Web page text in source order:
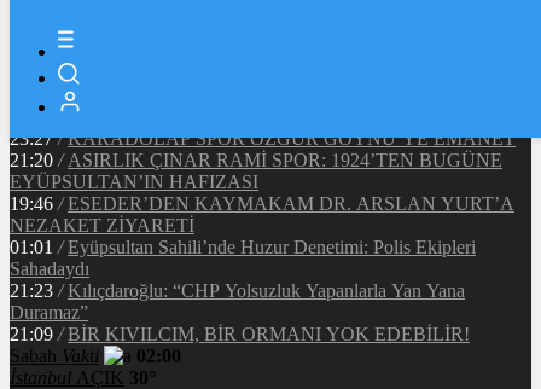
/ MHP EYÜPSULTAN TEŞKİLATI’NIN ACI GÜNÜ
13:33
/ BAŞKAN DR. MİTHAT BÜLENT ÖZMEN’DEN
KAMUOYUNA AÇIKLAMA
Makyaj Sanatçısı Uzay Damla Yıldız, Uluslararası
Başarılarıyla Türkiye’yi Temsil Ediyor
23:27 / KARADOLAP SPOR ÖZGÜR GÖYNÜ’YE EMANET
21:20 / ASIRLIK ÇINAR RAMİ SPOR: 1924’TEN BUGÜNE
EYÜPSULTAN’IN HAFIZASI
19:46 / ESEDER’DEN KAYMAKAM DR. ARSLAN YURT’A
NEZAKET ZİYARETİ
01:01 / Eyüpsultan Sahili’nde Huzur Denetimi: Polis Ekipleri
Sahadaydı
21:23 / Kılıçdaroğlu: “CHP Yolsuzluk Yapanlarla Yan Yana
Duramaz”
21:09 / BİR KIVILCIM, BİR ORMANI YOK EDEBİLİR!
Sabah Vakti
02:00
İstanbul AÇIK 30°